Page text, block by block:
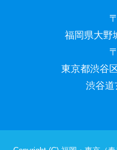
福岡県大野
東京都渋谷
渋谷道